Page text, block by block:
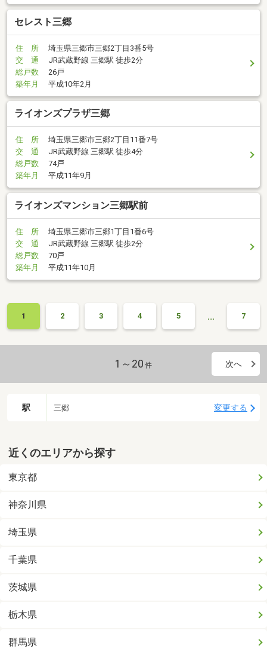
セレスト三郷
住 所
埼玉県三郷市三郷2丁目3番5号
交 通
JR武蔵野線 三郷駅 徒歩2分
総戸数
26戸
築年月
平成10年2月
ライオンズプラザ三郷
住 所
埼玉県三郷市三郷2丁目11番7号
交 通
JR武蔵野線 三郷駅 徒歩4分
総戸数
74戸
築年月
平成11年9月
ライオンズマンション三郷駅前
住 所
埼玉県三郷市三郷1丁目1番6号
交 通
JR武蔵野線 三郷駅 徒歩2分
総戸数
70戸
築年月
平成11年10月
1 2 3 4 5 … 7
1～20 件 次へ
駅 三郷 変更する
近くのエリアから探す
東京都
神奈川県
埼玉県
千葉県
茨城県
栃木県
群馬県